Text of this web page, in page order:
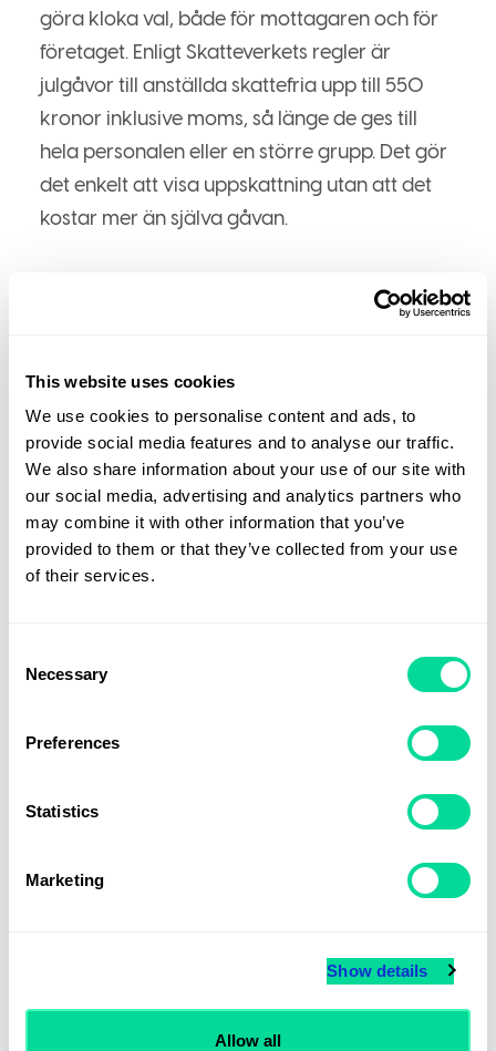
This website uses cookies
We use cookies to personalise content and ads, to
provide social media features and to analyse our traffic.
We also share information about your use of our site with
our social media, advertising and analytics partners who
may combine it with other information that you’ve
provided to them or that they’ve collected from your use
of their services.
Selection
Necessary
Preferences
Statistics
Marketing
Show details
Allow all
göra kloka val, både för mottagaren och för
företaget. Enligt Skatteverkets regler är
julgåvor till anställda skattefria upp till 550
kronor inklusive moms, så länge de ges till
hela personalen eller en större grupp. Det gör
det enkelt att visa uppskattning utan att det
kostar mer än själva gåvan.
Hos oss hittar du julklappar i flera prisklasser,
från enkla och omtänksamma presenter till
gåvor som känns genuina, hållbara och väl
valda, sådant som uppskattas på riktigt och
speglar företagets värderingar.
Skatteregler för företagsgåvor